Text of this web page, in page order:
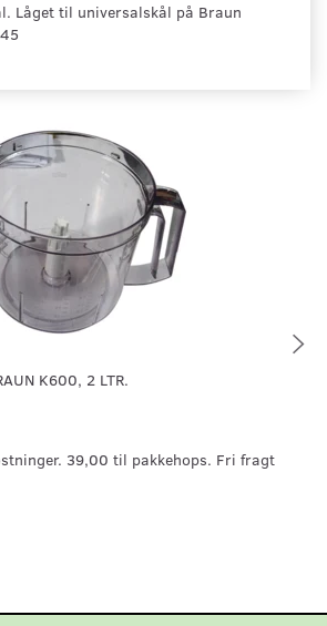
Låget til universalskål på Braun
K600, 2 LTR.
39,00 til pakkehops. Fri fragt